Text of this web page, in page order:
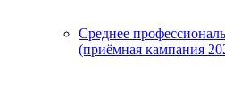
Среднее
(приёмная кампания